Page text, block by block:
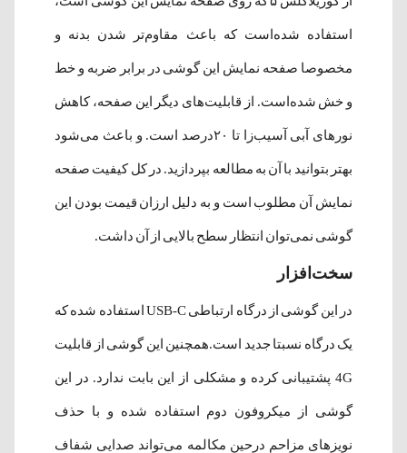
استفاده شده‌است که باعث مقاوم‌تر شدن بدنه و
مخصوصا صفحه نمایش این گوشی در برابر ضربه و خط
و خش شده‌است. از قابلیت‌های دیگر این صفحه، کاهش
نورهای آبی آسیب‌زا تا ۲۰درصد است. و باعث می‌شود
بهتر بتوانید با آن به مطالعه بپردازید. در کل کیفیت صفحه
نمایش آن مطلوب است و به دلیل ارزان قیمت بودن این
گوشی نمی‌توان انتظار سطح بالایی از آن داشت.
سخت‌افزار
در این گوشی از درگاه ارتباطی USB-C استفاده شده که
یک درگاه نسبتا جدید است.همچنین این گوشی از قابلیت
4G پشتیبانی کرده و مشکلی از این بابت ندارد. در این
گوشی از میکروفون دوم استفاده شده و با حذف
نویزهای مزاحم درحین مکالمه می‌تواند صدایی شفاف